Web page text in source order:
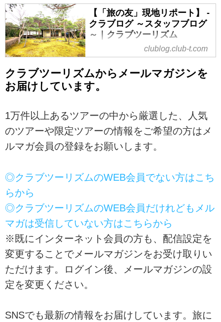
【「旅の友」現地リポート】 -
クラブログ ～スタッフブログ
～｜クラブツーリズム
clublog.club-t.com
クラブツーリズムからメールマガジンを
お届けしています。
1万件以上あるツアーの中から厳選した、人気
のツアーや限定ツアーの情報をご希望の方はメ
ルマガ会員の登録をお願いします。
◎クラブツーリズムのWEB会員でない方はこち
らから
◎クラブツーリズムのWEB会員だけれどもメル
マガは受信していない方はこちらから
※既にインターネット会員の方も、配信設定を
変更することでメールマガジンをお受け取りい
ただけます。ログイン後、メールマガジンの設
定を変更ください。
SNSでも最新の情報をお届けしています。旅に